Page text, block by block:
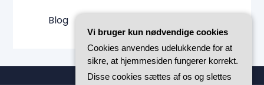
Blog
Vi bruger kun nødvendige cookies
Cookies anvendes udelukkende for at
sikre, at hjemmesiden fungerer korrekt.
Disse cookies sættes af os og slettes